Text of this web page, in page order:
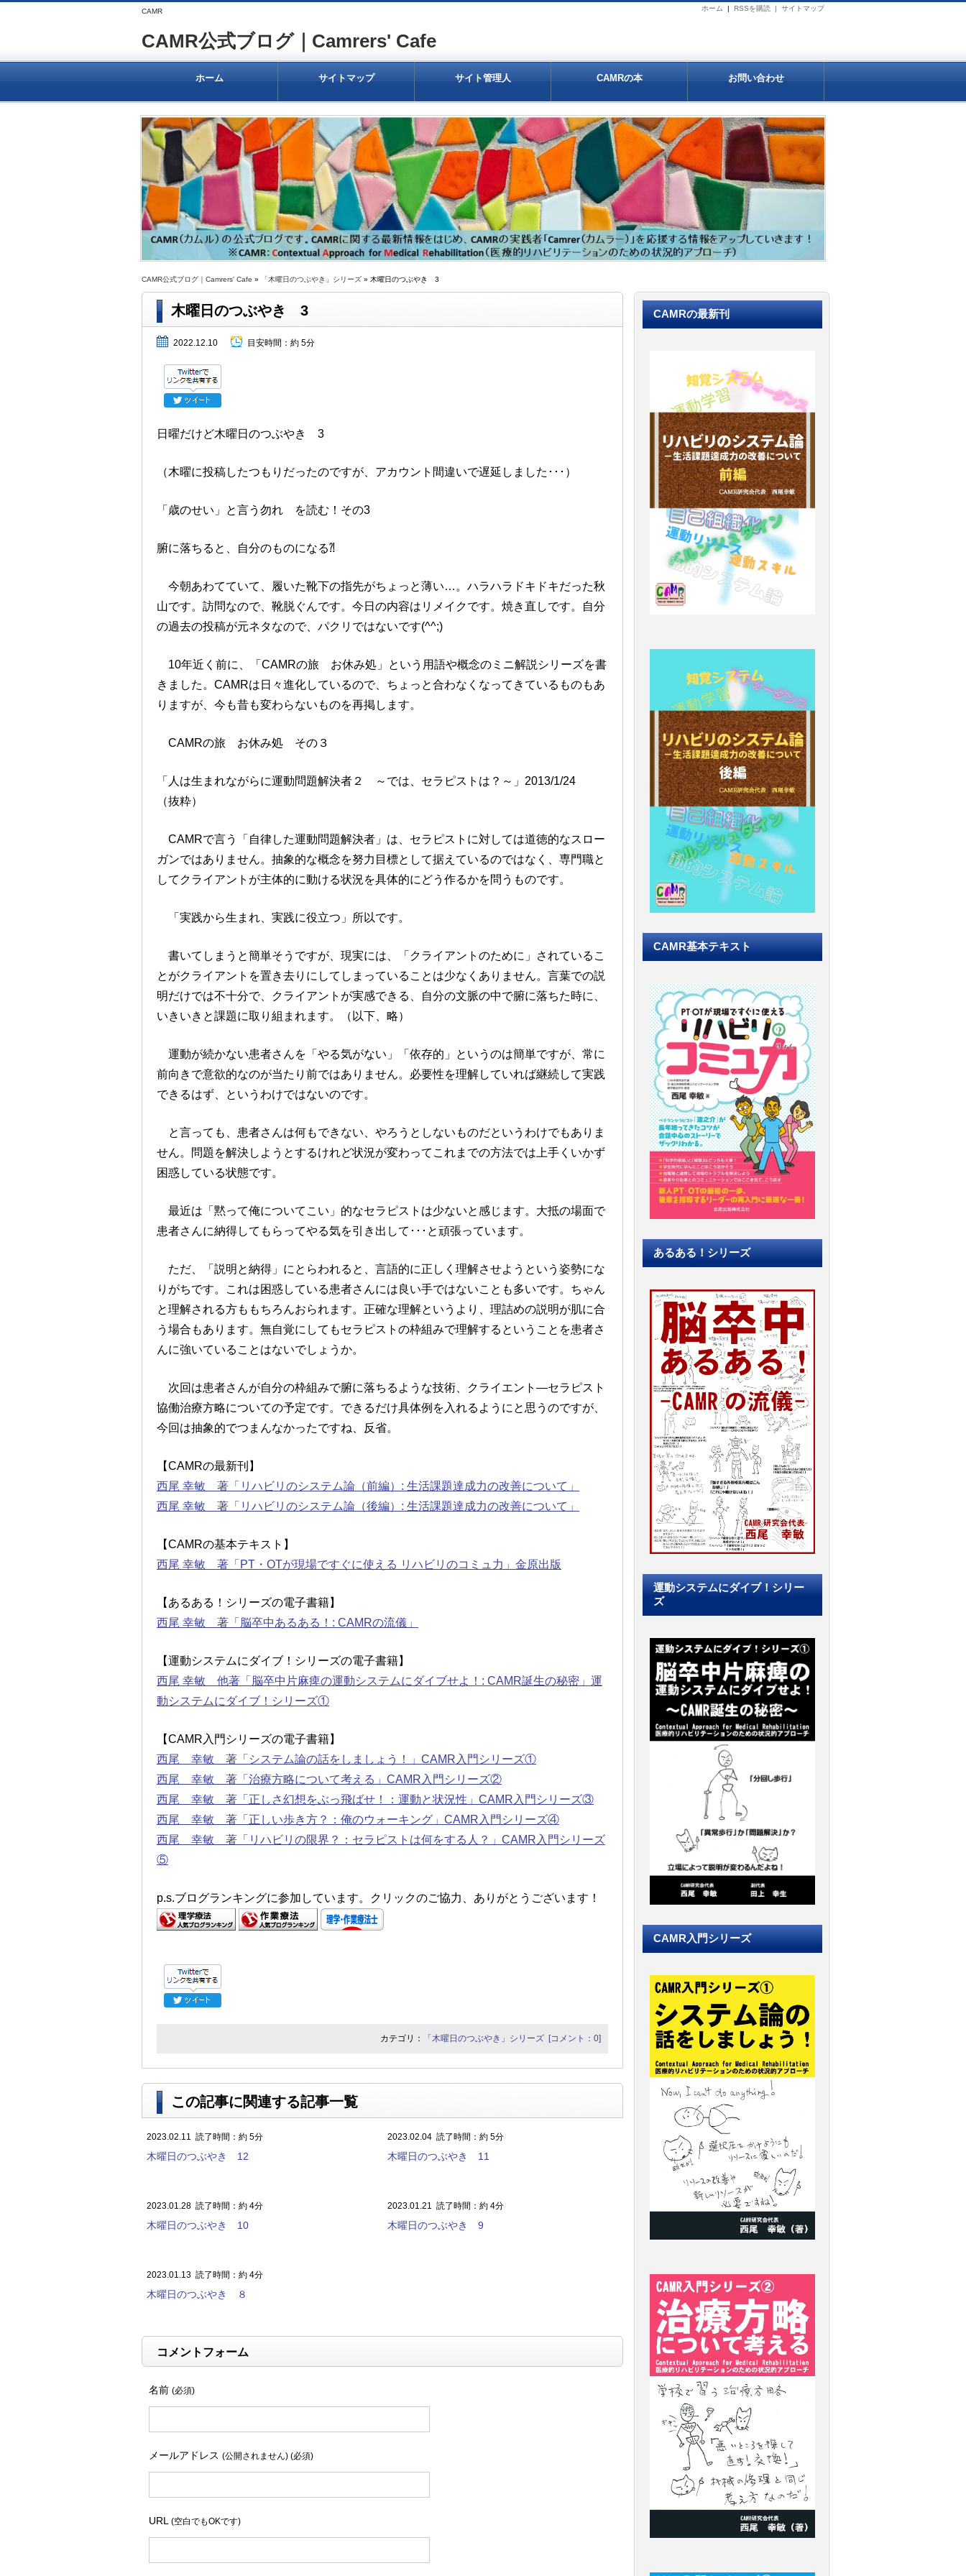
CAMR サイトマップ
RSSを購読 |
ホーム |
CAMR公式ブログ｜Camrers' Cafe
ホーム サイトマップ サイト管理人 CAMRの本 お問い合わせ
CAMR公式ブログ｜Camrers' Cafe » 「木曜日のつぶやき」シリーズ » 木曜日のつぶやき 3
木曜日のつぶやき 3
2022.12.10 目安時間： 約 5分
日曜だけど木曜日のつぶやき 3
（木曜に投稿したつもりだったのですが、アカウント間違いで遅延しました･･･）
「歳のせい」と言う勿れ を読む！その3
腑に落ちると、自分のものになる⁈
今朝あわてていて、履いた靴下の指先がちょっと薄い…。ハラハラドキドキだった秋
山です。訪問なので、靴脱ぐんです。今日の内容はリメイクです。焼き直しです。自分
の過去の投稿が元ネタなので、パクリではないです(^^;)
10年近く前に、「CAMRの旅 お休み処」という用語や概念のミニ解説シリーズを書
きました。CAMRは日々進化しているので、ちょっと合わなくなってきているものもあ
りますが、今も昔も変わらないものを再掲します。
CAMRの旅 お休み処 その３
「人は生まれながらに運動問題解決者２ ～では、セラピストは？～」2013/1/24
（抜粋）
CAMRで言う「自律した運動問題解決者」は、セラピストに対しては道徳的なスロー
ガンではありません。抽象的な概念を努力目標として据えているのではなく、専門職と
してクライアントが主体的に動ける状況を具体的にどう作るかを問うものです。
「実践から生まれ、実践に役立つ」所以です。
書いてしまうと簡単そうですが、現実には、「クライアントのために」されているこ
とがクライアントを置き去りにしてしまっていることは少なくありません。言葉での説
明だけでは不十分で、クライアントが実感できる、自分の文脈の中で腑に落ちた時に、
いきいきと課題に取り組まれます。（以下、略）
運動が続かない患者さんを「やる気がない」「依存的」というのは簡単ですが、常に
前向きで意欲的なのが当たり前ではありません。必要性を理解していれば継続して実践
できるはず、というわけではないのです。
と言っても、患者さんは何もできない、やろうとしないものだというわけでもありま
せん。問題を解決しようとするけれど状況が変わってこれまでの方法では上手くいかず
困惑している状態です。
最近は「黙って俺についてこい」的なセラピストは少ないと感じます。大抵の場面で
患者さんに納得してもらってやる気を引き出して･･･と頑張っています。
ただ、「説明と納得」にとらわれると、言語的に正しく理解させようという姿勢にな
りがちです。これは困惑している患者さんには良い手ではないことも多いです。ちゃん
と理解される方ももちろんおられます。正確な理解というより、理詰めの説明が肌に合
う場合もあります。無自覚にしてもセラピストの枠組みで理解するということを患者さ
んに強いていることはないでしょうか。
次回は患者さんが自分の枠組みで腑に落ちるような技術、クライエント―セラピスト
協働治療方略についての予定です。できるだけ具体例を入れるようにと思うのですが、
今回は抽象的でつまんなかったですね、反省。
【CAMRの最新刊】
西尾 幸敏 著「リハビリのシステム論（前編）: 生活課題達成力の改善について」
西尾 幸敏 著「リハビリのシステム論（後編）: 生活課題達成力の改善について」
【CAMRの基本テキスト】
西尾 幸敏 著「PT・OTが現場ですぐに使える リハビリのコミュ力」金原出版
【あるある！シリーズの電子書籍】
西尾 幸敏 著「脳卒中あるある！: CAMRの流儀」
【運動システムにダイブ！シリーズの電子書籍】
西尾 幸敏 他著「脳卒中片麻痺の運動システムにダイブせよ！: CAMR誕生の秘密」運
動システムにダイブ！シリーズ①
【CAMR入門シリーズの電子書籍】
西尾 幸敏 著「システム論の話をしましょう！」CAMR入門シリーズ①
西尾 幸敏 著「治療方略について考える」CAMR入門シリーズ②
西尾 幸敏 著「正しさ幻想をぶっ飛ばせ！：運動と状況性」CAMR入門シリーズ③
西尾 幸敏 著「正しい歩き方？：俺のウォーキング」CAMR入門シリーズ④
西尾 幸敏 著「リハビリの限界？：セラピストは何をする人？」CAMR入門シリーズ
⑤
p.s.ブログランキングに参加しています。クリックのご協力、ありがとうございます！
カテゴリ： 「木曜日のつぶやき」シリーズ [コメント：0]
この記事に関連する記事一覧
2023.02.11 読了時間：約 5分
木曜日のつぶやき 12
2023.02.04 読了時間：約 5分
木曜日のつぶやき 11
2023.01.28 読了時間：約 4分
木曜日のつぶやき 10
2023.01.21 読了時間：約 4分
木曜日のつぶやき 9
2023.01.13 読了時間：約 4分
木曜日のつぶやき ８
コメントフォーム
名前 (必須)
メールアドレス (公開されません) (必須)
URL (空白でもOKです)
CAMRの最新刊
CAMR基本テキスト
あるある！シリーズ
運動システムにダイブ！シリー
ズ
CAMR入門シリーズ